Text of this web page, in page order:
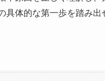
具体的な第一歩を踏み出